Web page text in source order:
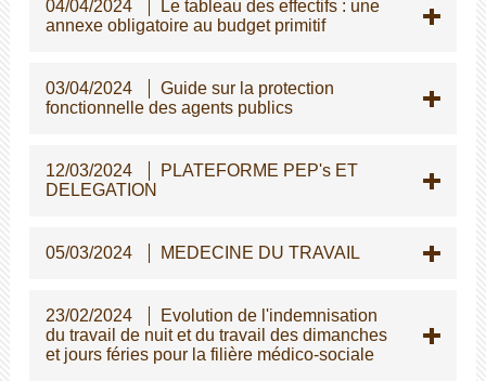
04/04/2024
Le tableau des effectifs : une
annexe obligatoire au budget primitif
03/04/2024
Guide sur la protection
fonctionnelle des agents publics
12/03/2024
PLATEFORME PEP's ET
DELEGATION
05/03/2024 MEDECINE DU TRAVAIL
23/02/2024
Evolution de l'indemnisation
du travail de nuit et du travail des dimanches
et jours féries pour la filière médico-sociale